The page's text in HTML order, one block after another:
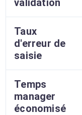
validation
Taux
d'erreur de
saisie
Temps
manager
économisé